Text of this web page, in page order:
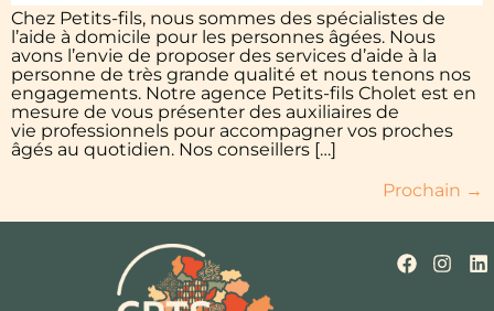
Chez Petits-fils, nous sommes des spécialistes de
l’aide à domicile pour les personnes âgées. Nous
avons l’envie de proposer des services d’aide à la
personne de très grande qualité et nous tenons nos
engagements. Notre agence Petits-fils Cholet est en
mesure de vous présenter des auxiliaires de
vie professionnels pour accompagner vos proches
âgés au quotidien. Nos conseillers […]
Prochain →